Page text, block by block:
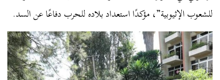
للشعوب الإثيوبية”، مؤكدًا استعداد بلاده للحرب دفاعًا عن السد.